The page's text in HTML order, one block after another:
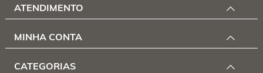
ATENDIMENTO
MINHA CONTA
CATEGORIAS